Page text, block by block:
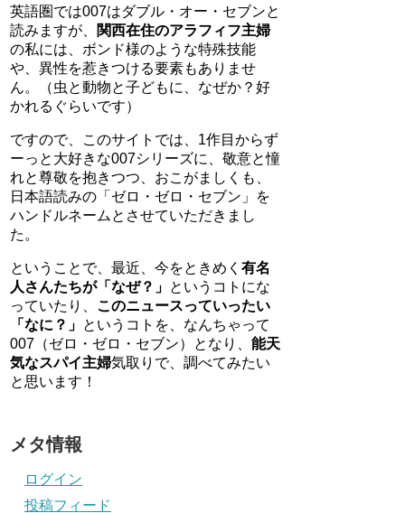
英語圏では007はダブル・オー・セブンと
読みますが、
関西在住のアラフィフ主婦
の私には、ボンド様のような特殊技能
や、異性を惹きつける要素もありませ
ん。（虫と動物と子どもに、なぜか？好
かれるぐらいです）
ですので、このサイトでは、1作目からず
ーっと大好きな007シリーズに、敬意と憧
れと尊敬を抱きつつ、おこがましくも、
日本語読みの「ゼロ・ゼロ・セブン」を
ハンドルネームとさせていただきまし
た。
ということで、最近、今をときめく 有名
人さんたちが「なぜ？」 というコトにな
っていたり、 このニュースっていったい
「なに？」 というコトを、なんちゃって
007（ゼロ・ゼロ・セブン）となり、 能天
気なスパイ主婦気取りで、調べてみたい
と思います！
メタ情報
ログイン
投稿フィード